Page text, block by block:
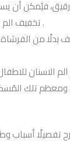
فيُمكن أن
تخفيف الم الاسنان للاطفال .
من الفرشاة
الاسنان
ومعظم تلك
تفصيلًا أسباب